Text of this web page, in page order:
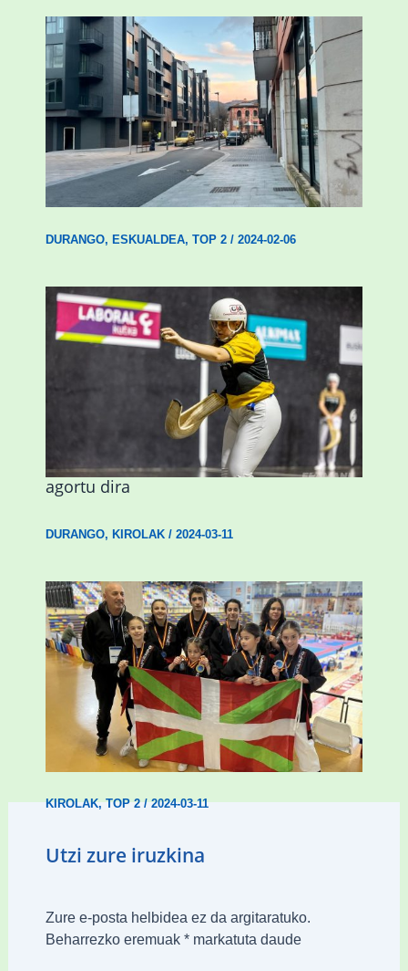
Udal etxebizitza tasatuei buruzko lehen
ordenantza izango du Durangok
DURANGO, ESKUALDEA, TOP 2/ 2024-02-06
Astelehenean Durangon jokatuko den
emakumezkoen zesta finaleko sarrerak
agortu dira
DURANGO, KIROLAK/ 2024-03-11
Wadokan garaile Espainiako txapelketan
14 dominarekin
KIROLAK,TOP 2/2024-03-11
Utzi zure iruzkina
Zure e-posta helbidea ez da argitaratuko.
Beharrezko eremuak *markatuta daude